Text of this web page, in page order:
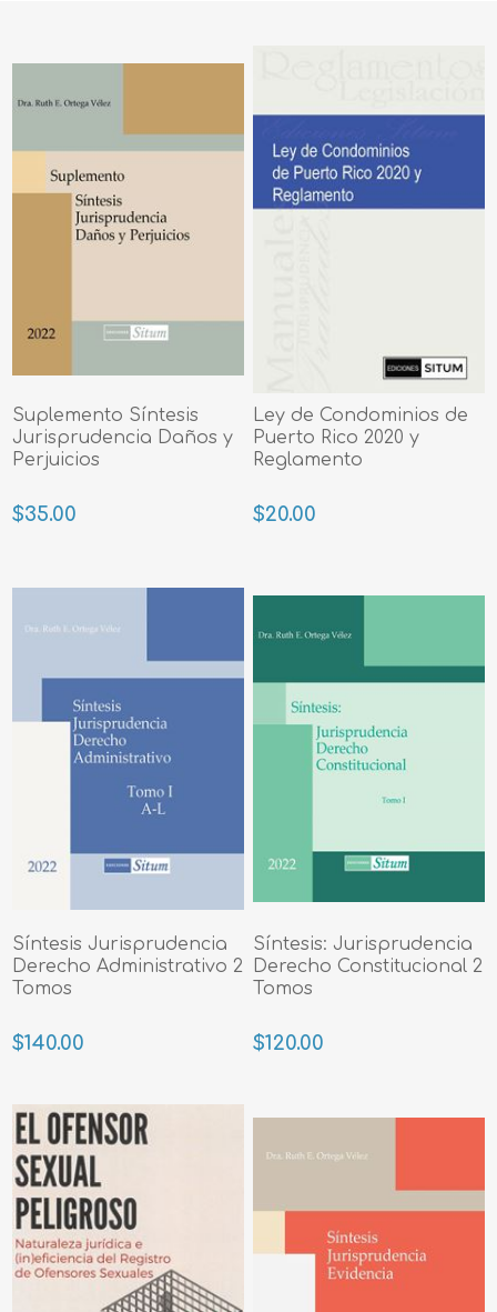
Suplemento Síntesis
Jurisprudencia Daños y
Perjuicios
$35.00
Ley de Condominios de
Puerto Rico 2020 y
Reglamento
$20.00
Síntesis Jurisprudencia
Derecho Administrativo 2
Tomos
$140.00
Síntesis: Jurisprudencia
Derecho Constitucional 2
Tomos
$120.00